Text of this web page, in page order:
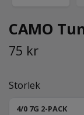
CAMO
75 kr
Storlek
4/0 7G 2-PACK